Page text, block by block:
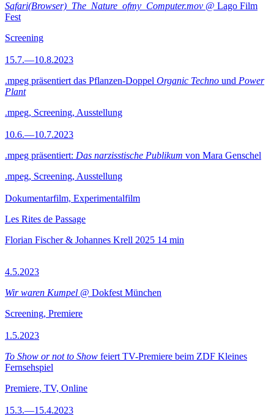
Safari(Browser)_The_Nature_ofmy_Computer.mov @ Lago Film
Fest
Screening
15.7.—10.8.2023
.mpeg präsentiert das Pflanzen-Doppel Organic Techno und Power
Plant
.mpeg, Screening, Ausstellung
10.6.—10.7.2023
.mpeg präsentiert: Das narzisstische Publikum von Mara Genschel
.mpeg, Screening, Ausstellung
Dokumentarfilm, Experimentalfilm
Les Rites de Passage
Florian Fischer & Johannes Krell 2025 14 min
4.5.2023
Wir waren Kumpel @ Dokfest München
Screening, Premiere
1.5.2023
To Show or not to Show feiert TV-Premiere beim ZDF Kleines
Fernsehspiel
Premiere, TV, Online
15.3.—15.4.2023